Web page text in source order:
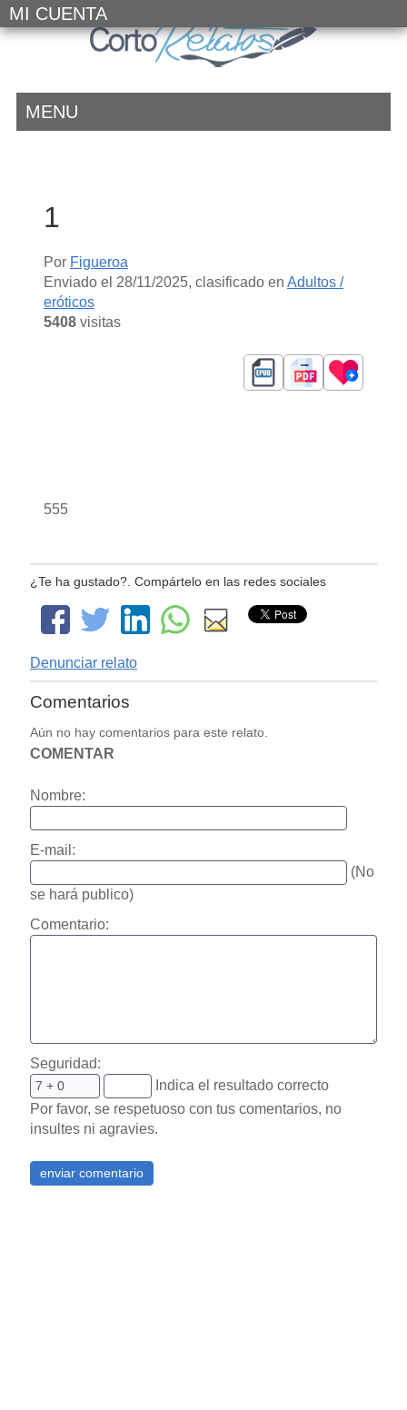
MI CUENTA
MENU
1
Por Figueroa
Enviado el 28/11/2025, clasificado en Adultos /
eróticos
5408visitas
555
¿Te ha gustado?. Compártelo en las redes sociales
Denunciar relato
Comentarios
Aún no hay comentarios para este relato.
COMENTAR
Nombre:
E-mail:
(No
se hará publico)
Comentario:
Seguridad:
Indica el resultado correcto
Por favor, se respetuoso con tus comentarios, no
insultes ni agravies.